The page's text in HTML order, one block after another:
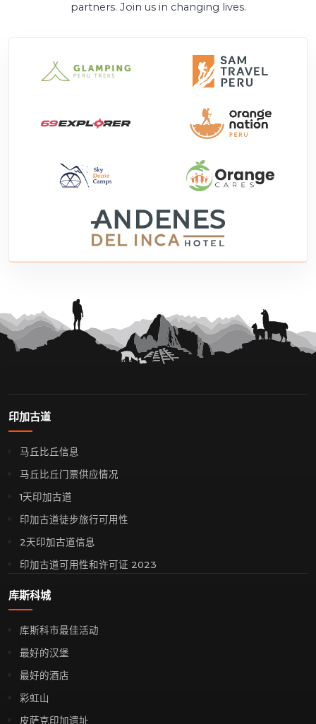
partners. Join us in changing lives.
印加古道
马丘比丘信息
马丘比丘门票供应情况
1天印加古道
印加古道徒步旅行可用性
2天印加古道信息
印加古道可用性和许可证 2023
库斯科城
库斯科市最佳活动
最好的汉堡
最好的酒店
彩虹山
皮萨克印加遗址